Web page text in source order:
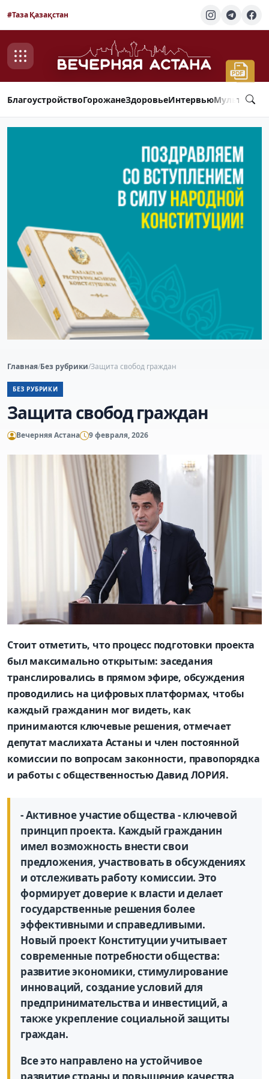
#Таза Қазақстан
БлагоустройствоГорожанеЗдоровьеИнтервью
Главная/Без рубрики/Защита свобод граждан
БЕЗ РУБРИКИ
Защита свобод граждан
Вечерняя Астана 9 февраля, 2026
Стоит отметить, что процесс подготовки проекта
был максимально открытым: заседания
транслировались в прямом эфире, обсуждения
проводились на цифровых платформах, чтобы
каждый гражданин мог видеть, как
принимаются ключевые решения, отмечает
депутат маслихата Астаны и член постоянной
комиссии по вопросам законности, правопорядка
и работы с общественностью Давид ЛОРИЯ.
- Активное участие общества - ключевой
принцип проекта. Каждый гражданин
имел возможность внести свои
предложения, участвовать в обсуждениях
и отслеживать работу комиссии. Это
формирует доверие к власти и делает
государственные решения более
эффективными и справедливыми.
Новый проект Конституции учитывает
современные потребности общества:
развитие экономики, стимулирование
инноваций, создание условий для
предпринимательства и инвестиций, а
также укрепление социальной защиты
граждан.
Все это направлено на устойчивое